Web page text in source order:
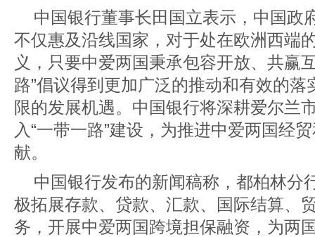
中国银行董事长田国立表示，中国政
不仅惠及沿线国家，对于处在欧洲西端
义，只要中爱两国秉承包容开放、共赢
路”倡议得到更加广泛的推动和有效的
限的发展机遇。中国银行将深耕爱尔兰
入“一带一路”建设，为推进中爱两国经
献。
中国银行发布的新闻稿称，都柏林分
极拓展存款、贷款、汇款、国际结算、
务，开展中爱两国跨境担保融资，为两